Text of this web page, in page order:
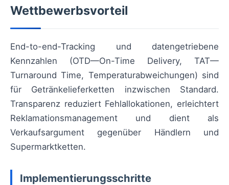
Wettbewerbsvorteil
End-to-end-Tracking und datengetriebene
Kennzahlen (OTD—On-Time Delivery, TAT—
Turnaround Time, Temperaturabweichungen) sind
für Getränkelieferketten inzwischen Standard.
Transparenz reduziert Fehlallokationen, erleichtert
Reklamationsmanagement und dient als
Verkaufsargument gegenüber Händlern und
Supermarktketten.
Implementierungsschritte